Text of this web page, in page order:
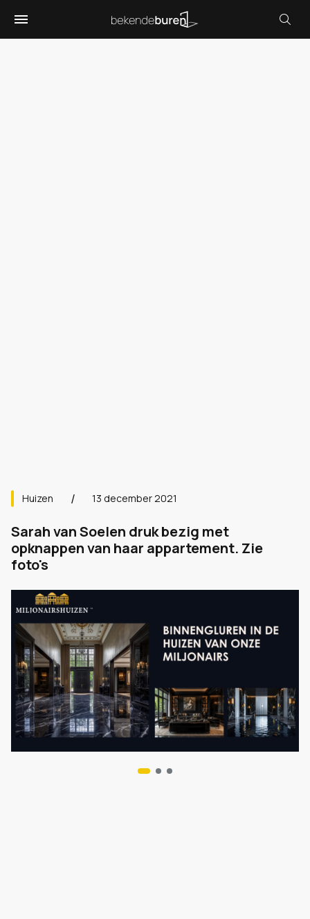
Huizen 13 december 2021
Sarah van Soelen druk bezig met
opknappen van haar appartement. Zie
foto's